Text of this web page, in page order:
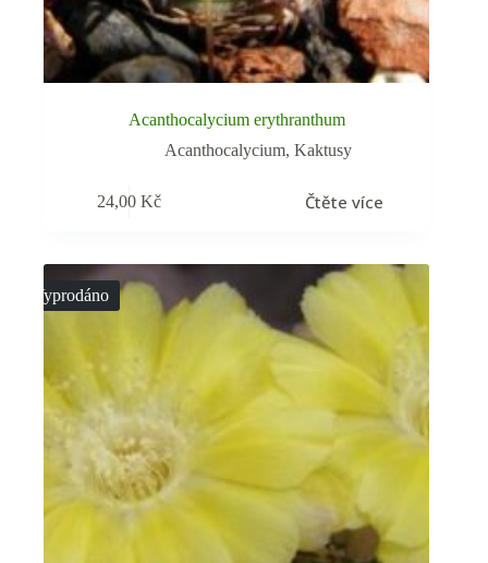
Acanthocalycium erythranthum
Acanthocalycium,Kaktusy
24,00Kč Čtěte více
Vyprodáno